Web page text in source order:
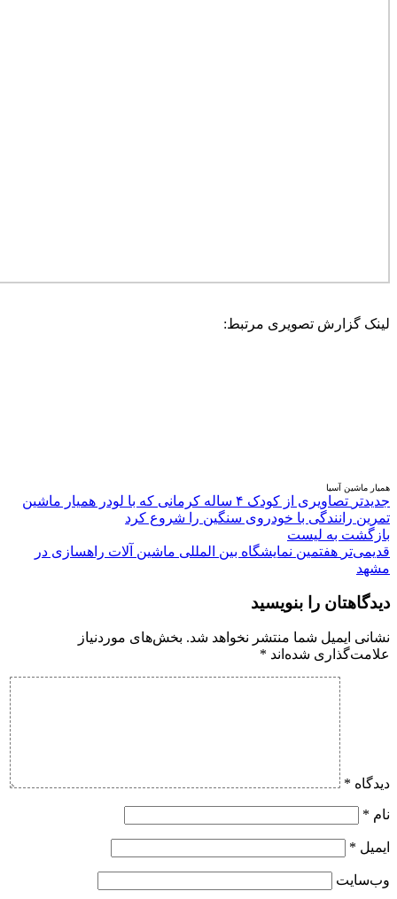
لینک گزارش تصویری مرتبط:
همیار ماشین آسیا
جدیدتر
تصاویری از کودک ۴ ساله کرمانی که با لودر همیار ماشین
تمرین رانندگی با خودروی سنگین را شروع کرد
بازگشت بە لیست
قدیمی‌تر هفتمین نمایشگاه بین المللی ماشین آلات راهسازی در
مشهد
دیدگاهتان را بنویسید
نشانی ایمیل شما منتشر نخواهد شد. بخش‌های موردنیاز
علامت‌گذاری شده‌اند *
دیدگاه *
نام *
ایمیل *
وب‌سایت